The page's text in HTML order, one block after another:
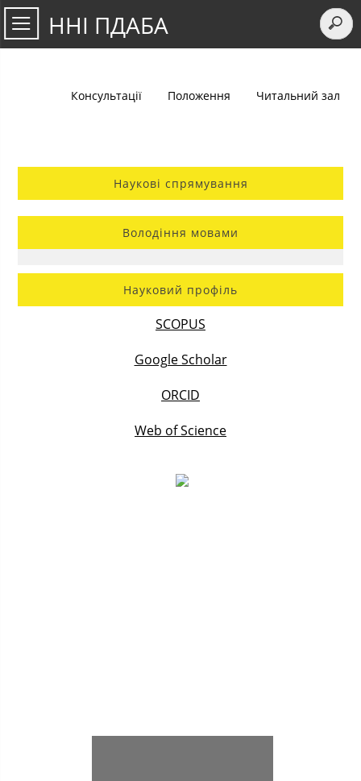
ННІ ПДАБА
Консультації Положення Читальний зал
Наукові спрямування
Володіння мовами
Науковий профіль
SCOPUS
Google Scholar
ORCID
Web of Science